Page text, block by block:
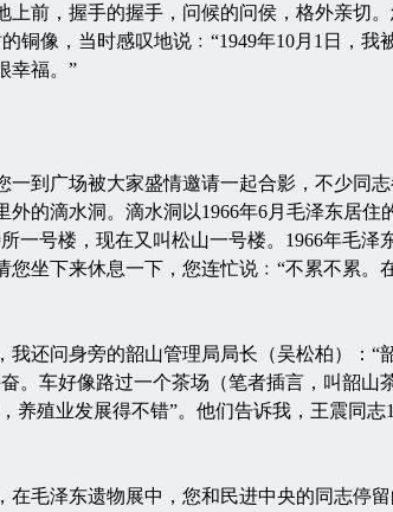
前，握手的握手，问候的问侯，格外亲切
铜像，当时感叹地说﹕“1949年10月1日，我
幸福。”
到广场被大家盛情邀请一起合影，不少同志
的滴水洞。滴水洞以1966年6月毛泽东居住
一号楼，现在又叫松山一号楼。1966年毛泽
坐下来休息一下，您连忙说﹕“不累不累。
还问身旁的韶山管理局局长（吴松柏）：“
。车好像路过一个茶场（笔者插言，叫韶山
养殖业发展得不错”。他们告诉我，王震同志
毛泽东遗物展中，您和民进中央的同志停